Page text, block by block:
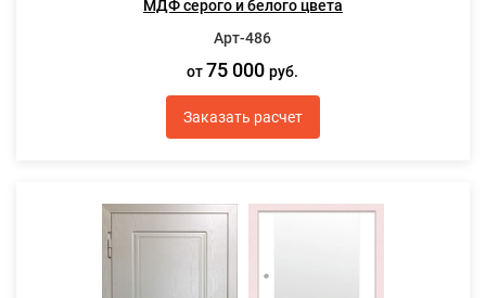
МДФ серого и белого цвета
Арт-486
от 75 000руб.
Заказать расчет